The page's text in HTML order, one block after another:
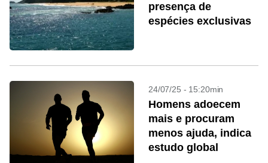
presença de
espécies exclusivas
24/07/25 - 15:20min
Homens adoecem
mais e procuram
menos ajuda, indica
estudo global